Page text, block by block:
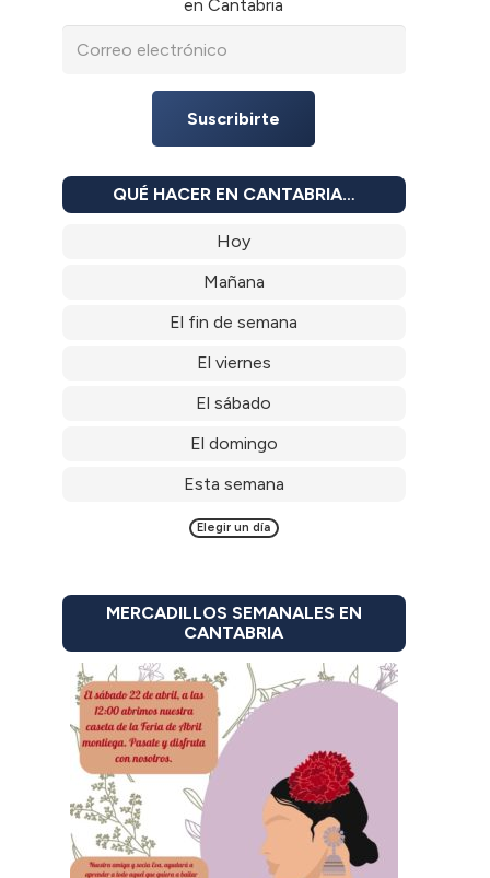
en Cantabria
Suscribirte
QUÉ HACER EN CANTABRIA…
Hoy
Mañana
El fin de semana
El viernes
El sábado
El domingo
Esta semana
Elegir un día
MERCADILLOS SEMANALES EN
CANTABRIA